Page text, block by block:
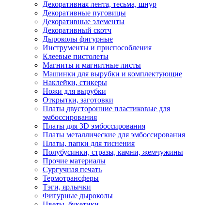
Декоративная лента, тесьма, шнур
Декоративные пуговицы
Декоративные элементы
Декоративный скотч
Дыроколы фигурные
Инструменты и приспособления
Клеевые пистолеты
Магниты и магнитные листы
Машинки для вырубки и комплектующие
Наклейки, стикеры
Ножи для вырубки
Открытки, заготовки
Платы двусторонние пластиковые для
эмбоссирования
Платы для 3D эмбоссирования
Платы металлические для эмбоссирования
Платы, папки для тиснения
Полубусинки, стразы, камни, жемчужины
Прочие материалы
Сургучная печать
Термотрансферы
Тэги, ярлычки
Фигурные дыроколы